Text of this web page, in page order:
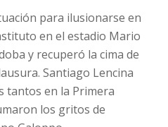
para ilusionarse en
en el estadio Mario
y recuperó la cima de
Santiago Lencina
tantos en la Primera
los gritos de